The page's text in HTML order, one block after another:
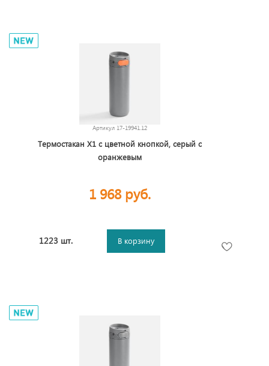
Артикул 17-19941.12
Термостакан X1 с цветной кнопкой, серый с
оранжевым
1 968 руб.
1223 шт. В корзину